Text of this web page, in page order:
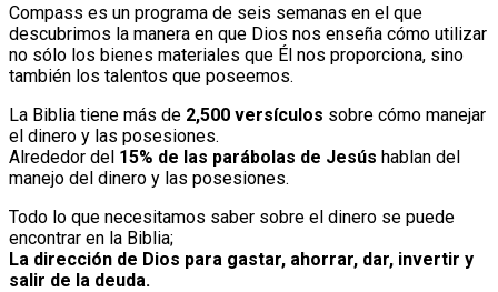
Compass es un programa de seis semanas en el que
descubrimos la manera en que Dios nos enseña cómo utilizar
no sólo los bienes materiales que Él nos proporciona, sino
también los talentos que poseemos.
La Biblia tiene más de 2,500 versículos sobre cómo manejar
el dinero y las posesiones.
Alrededor del 15% de las parábolas de Jesús hablan del
manejo del dinero y las posesiones.
Todo lo que necesitamos saber sobre el dinero se puede
encontrar en la Biblia;
La dirección de Dios para gastar, ahorrar, dar, invertir y
salir de la deuda.